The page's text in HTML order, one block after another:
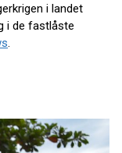
i landet
i de fastlåste
.